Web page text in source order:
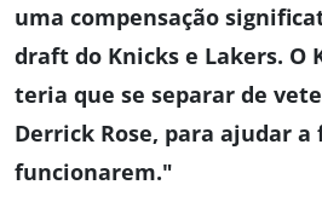
uma compensação
draft do Knicks e Lakers. O
teria que se separar de
Derrick Rose, para ajudar a
funcionarem."